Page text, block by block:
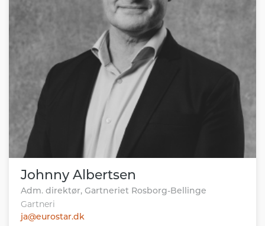
Johnny Albertsen
Adm. direktør, Gartneriet Rosborg-Bellinge
Gartneri
ja@eurostar.dk